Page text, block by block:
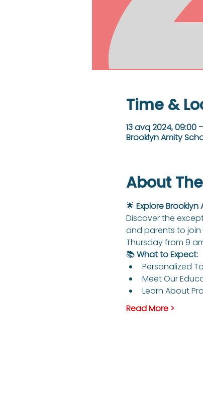
Time &
13 avq 2024, 09:00
Brooklyn Amity
About
🌟 Explore
Discover the
and parents to join
Thursday from 9
📚 What to Expect:
Personalized
Meet Our
Learn About
Read More >